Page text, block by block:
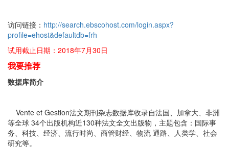
访问链接： http://search.ebscohost.com/login.aspx?
profile=ehost&defaultdb=frh
试用截止日期：2018年7月30日
我要推荐
数据库简介
Vente et Gestion法文期刊杂志数据库收录自法国、加拿大、非洲
等全球 34个出版机构近130种法文全文出版物，主题包含：国际事
务、科技、经济、流行时尚、商管财经、物流 通路、人类学、社会
研究等。